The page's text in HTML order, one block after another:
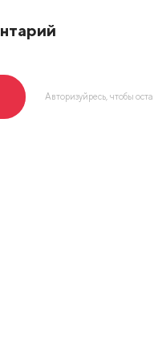
Авторизуйресь, чтобы